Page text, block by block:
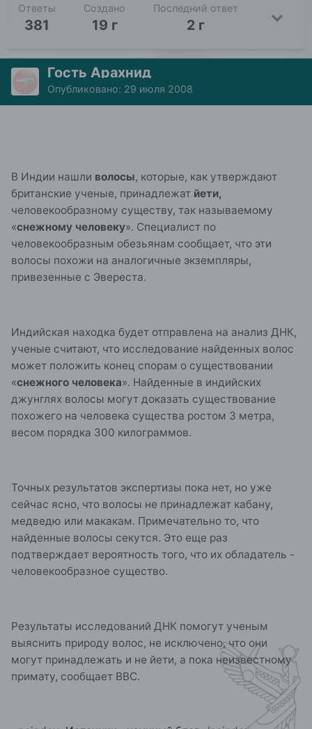
Ответы
381
Создано
19 г
Последний ответ
2 г
Гость Арахнид
Опубликовано: 29 июля 2008
В Индии нашли волосы, которые, как утверждают
британские ученые, принадлежат йети,
человекообразному существу, так называемому
«снежному человеку». Специалист по
человекообразным обезьянам сообщает, что эти
волосы похожи на аналогичные экземпляры,
привезенные с Эвереста.
Индийская находка будет отправлена на анализ ДНК,
ученые считают, что исследование найденных волос
может положить конец спорам о существовании
«снежного человека». Найденные в индийских
джунглях волосы могут доказать существование
похожего на человека существа ростом 3 метра,
весом порядка 300 килограммов.
Точных результатов экспертизы пока нет, но уже
сейчас ясно, что волосы не принадлежат кабану,
медведю или макакам. Примечательно то, что
найденные волосы секутся. Это еще раз
подтверждает вероятность того, что их обладатель -
человекообразное существо.
Результаты исследований ДНК помогут ученым
выяснить природу волос, не исключено, что они
могут принадлежать и не йети, а пока неизвестному
примату, сообщает ВВС.